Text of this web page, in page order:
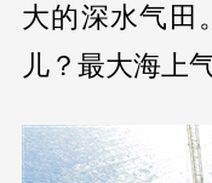
大的深水气田
儿？最大海上